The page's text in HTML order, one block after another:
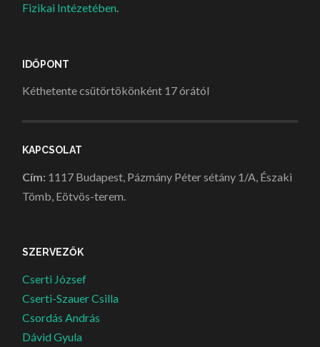
Fizikai Intézetében.
IDŐPONT
Kéthetente csütörtökönként 17 órától
KAPCSOLAT
Cím: 1117 Budapest, Pázmány Péter sétány 1/A, Északi
Tömb, Eötvös-terem.
SZERVEZŐK
Cserti József
Cserti-Szauer Csilla
Csordás András
Dávid Gyula